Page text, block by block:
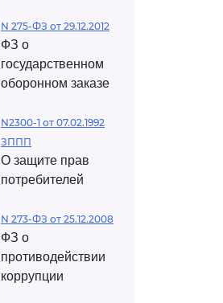
N 275-ФЗ от 29.12.2012
ФЗ о
государственном
оборонном заказе
N2300-1 от 07.02.1992
ЗППП
О защите прав
потребителей
N 273-ФЗ от 25.12.2008
ФЗ о
противодействии
коррупции